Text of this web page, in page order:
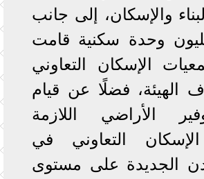
والإسكان، إلى جانب
1.2 مليون وحدة سكنية قامت
الإسكان التعاوني
الهيئة، فضلًا عن قيام
الأراضي اللازمة
التعاوني في
الجديدة على مستوى